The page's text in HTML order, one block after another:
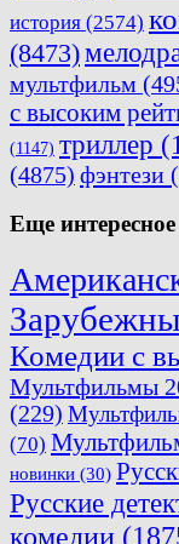
история (2574)
(8473)
мультфильм
с высоким
(1147) триллер
(4875) фэнтези
Еще интересное
Комедии с
Мультфильмы
(229)
(70)
новинки (30)
Русские
комедии